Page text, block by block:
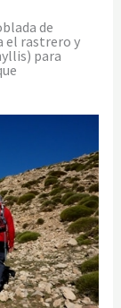
de
el rastrero y
para